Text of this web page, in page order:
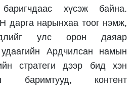
хүсэж байна.
нарынхаа тоог нэмж,
улс орон даяар
Ардчилсан намын
стратеги дээр бид хэн
баримтууд, контент